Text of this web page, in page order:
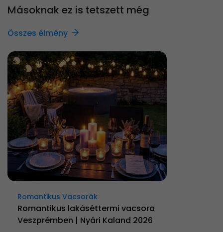
Másoknak ez is tetszett még
Összes élmény
Romantikus Vacsorák
Romantikus lakáséttermi vacsora
Veszprémben | Nyári Kaland 2026